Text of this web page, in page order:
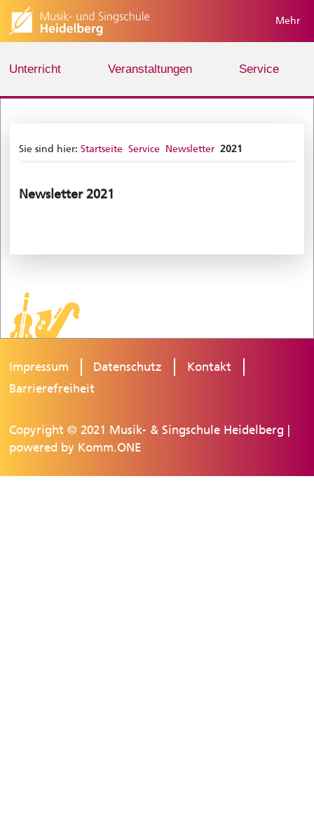
Mehr
Unterricht Veranstaltungen Service
Sie sind hier: Startseite Service Newsletter 2021
Newsletter 2021
Impressum Datenschutz
Kontakt
Barrierefreiheit
Copyright © 2021 Musik- & Singschule Heidelberg |
powered by Komm.ONE